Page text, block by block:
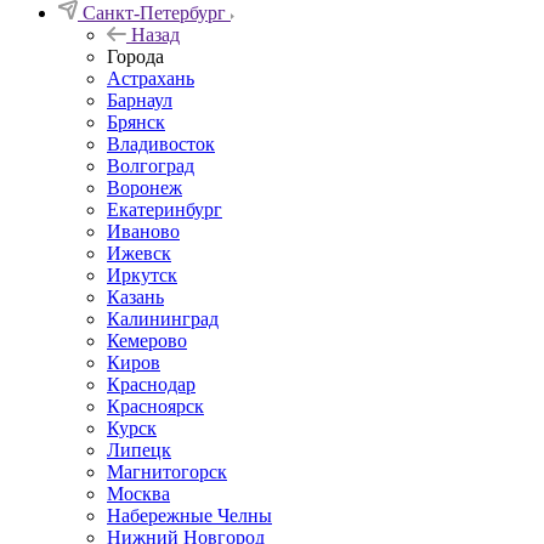
Санкт-Петербург
Назад
Города
Астрахань
Барнаул
Брянск
Владивосток
Волгоград
Воронеж
Екатеринбург
Иваново
Ижевск
Иркутск
Казань
Калининград
Кемерово
Киров
Краснодар
Красноярск
Курск
Липецк
Магнитогорск
Москва
Набережные Челны
Нижний Новгород